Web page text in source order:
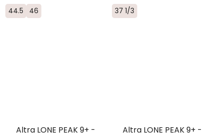
44.5 46 37 1/3
Altra LONE PEAK 9+ -
Altra LONE PEAK 9+ -